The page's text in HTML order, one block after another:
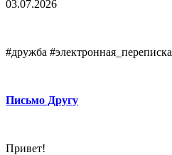
03.07.2026
#дружба #электронная_переписка
Письмо Другу
Привет!